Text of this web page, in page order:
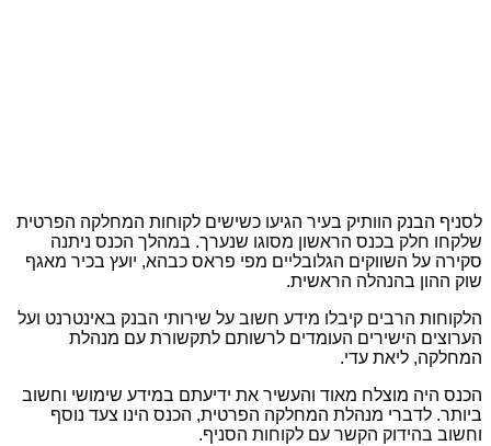
לסניף הבנק הוותיק בעיר הגיעו כשישים לקוחות המחלקה הפרטית
שלקחו חלק בכנס הראשון מסוגו שנערך. במהלך הכנס ניתנה
סקירה על השווקים הגלובליים מפי פראס כבהא, יועץ בכיר מאגף
שוק ההון בהנהלה הראשית.
הלקוחות הרבים קיבלו מידע חשוב על שירותי הבנק באינטרנט ועל
הערוצים הישירים העומדים לרשותם לתקשורת עם מנהלת
המחלקה, ליאת עדי.
הכנס היה מוצלח מאוד והעשיר את ידיעתם במידע שימושי וחשוב
ביותר. לדברי מנהלת המחלקה הפרטית, הכנס הינו צעד נוסף
וחשוב בהידוק הקשר עם לקוחות הסניף.